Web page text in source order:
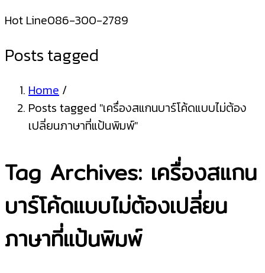
Hot Line086-300-2789
Posts tagged
Home /
Posts tagged "เครื่องสแกนบาร์โค้ดแบบไม่ต้อง
เปลี่ยนภาษาที่แป้นพิมพ์"
Tag Archives: เครื่องสแกน
บาร์โค้ดแบบไม่ต้องเปลี่ยน
ภาษาที่แป้นพิมพ์